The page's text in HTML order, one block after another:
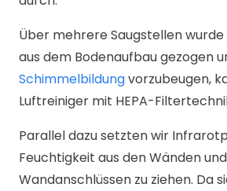
Über mehrere Saugstellen
aus dem Bodenaufbau gezogen
Schimmelbildungvorzubeugen,
Luftreiniger mit HEPA-
Parallel dazu setzten wir
Feuchtigkeit aus den Wänden und
Wandanschlüssen zu ziehen. Da